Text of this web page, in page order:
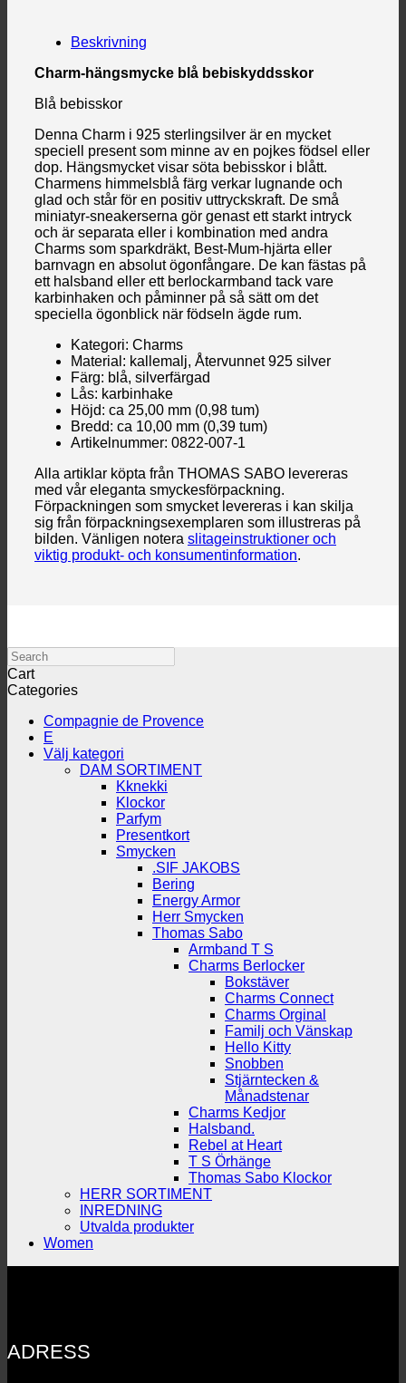
Beskrivning
Charm-hängsmycke blå bebiskyddsskor
Blå bebisskor
Denna Charm i 925 sterlingsilver är en mycket
speciell present som minne av en pojkes födsel eller
dop. Hängsmycket visar söta bebisskor i blått.
Charmens himmelsblå färg verkar lugnande och
glad och står för en positiv uttryckskraft. De små
miniatyr-sneakerserna gör genast ett starkt intryck
och är separata eller i kombination med andra
Charms som sparkdräkt, Best-Mum-hjärta eller
barnvagn en absolut ögonfångare. De kan fästas på
ett halsband eller ett berlockarmband tack vare
karbinhaken och påminner på så sätt om det
speciella ögonblick när födseln ägde rum.
Kategori: Charms
Material: kallemalj, Återvunnet 925 silver
Färg: blå, silverfärgad
Lås: karbinhake
Höjd: ca 25,00 mm (0,98 tum)
Bredd: ca 10,00 mm (0,39 tum)
Artikelnummer: 0822-007-1
Alla artiklar köpta från THOMAS SABO levereras
med vår eleganta smyckesförpackning.
Förpackningen som smycket levereras i kan skilja
sig från förpackningsexemplaren som illustreras på
bilden. Vänligen notera slitageinstruktioner och
viktig produkt- och konsumentinformation.
Search
Cart
Categories
Compagnie de Provence
E
Välj kategori
DAM SORTIMENT
Kknekki
Klockor
Parfym
Presentkort
Smycken
.SIF JAKOBS
Bering
Energy Armor
Herr Smycken
Thomas Sabo
Armband T S
Charms Berlocker
Bokstäver
Charms Connect
Charms Orginal
Familj och Vänskap
Hello Kitty
Snobben
Stjärntecken &
Månadstenar
Charms Kedjor
Halsband.
Rebel at Heart
T S Örhänge
Thomas Sabo Klockor
HERR SORTIMENT
INREDNING
Utvalda produkter
Women
ADRESS